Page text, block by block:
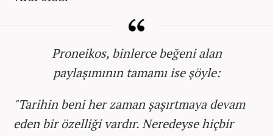
Proneikos, binlerce beğeni alan
paylaşımının tamamı ise şöyle:
"Tarihin beni her zaman şaşırtmaya devam
eden bir özelliği vardır. Neredeyse hiçbir